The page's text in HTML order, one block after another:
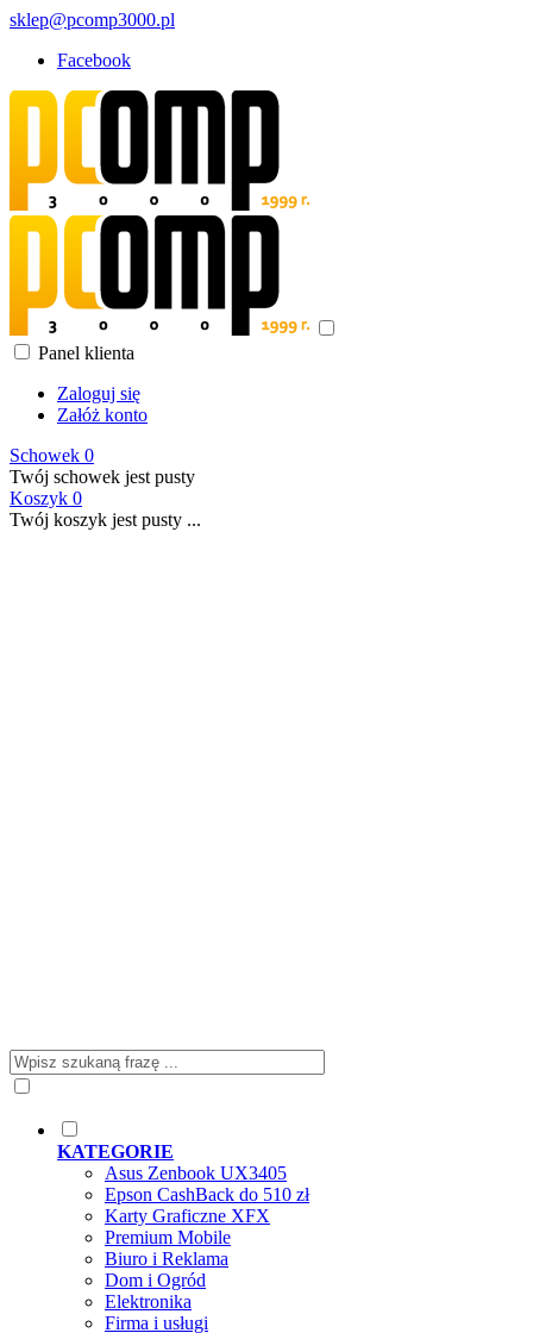
sklep@pcomp3000.pl
Facebook
Panel klienta
Zaloguj się
Załóż konto
Schowek 0
Twój schowek jest pusty
Koszyk 0
Twój koszyk jest pusty ...
KATEGORIE
Asus Zenbook UX3405
Epson CashBack do 510 zł
Karty Graficzne XFX
Premium Mobile
Biuro i Reklama
Dom i Ogród
Elektronika
Firma i usługi